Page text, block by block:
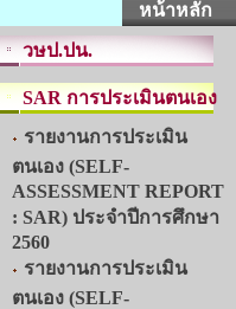
หน้าหลัก
วษป.ปน.
SAR การประเมินตนเอง
รายงานการประเมิน
ตนเอง (SELF-
ASSESSMENT REPORT
: SAR) ประจำปีการศึกษา
2560
รายงานการประเมิน
ตนเอง (SELF-